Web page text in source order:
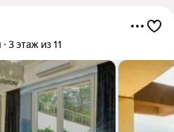
3 этаж из 11